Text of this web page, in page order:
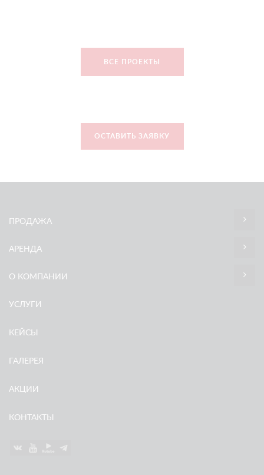
ВСЕ ПРОЕКТЫ
ОСТАВИТЬ ЗАЯВКУ
ПРОДАЖА
АРЕНДА
О КОМПАНИИ
УСЛУГИ
КЕЙСЫ
ГАЛЕРЕЯ
АКЦИИ
КОНТАКТЫ